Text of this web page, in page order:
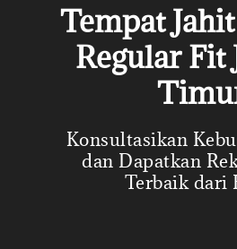
Tempat
Regular Fit
Konsultasikan
dan Dapatkan
Terbaik dari